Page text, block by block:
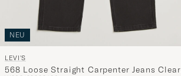
NEU
LEVI'S
568 Loose Straight Carpenter Jeans Clear